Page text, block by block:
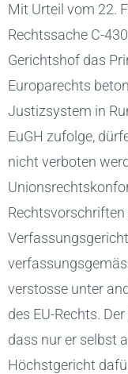
Mit Urteil vom 22.
Rechtssache C-
Gerichtshof das
Europarechts
Justizsystem in
EuGH zufolge,
nicht verboten
Rechtsvorschriften
verstosse unter
des EU-Rechts.
dass nur er selbst
Höchstgericht